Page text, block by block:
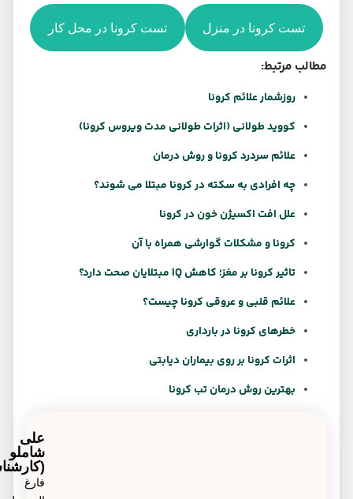
تست کرونا در منزل تست کرونا در محل کار
مطالب مرتبط:
روزشمار علائم کرونا
کووید طولانی (اثرات طولانی مدت ویروس کرونا)
علائم سردرد کرونا و روش درمان
چه افرادی به سکته در کرونا مبتلا می شوند؟
علل افت اکسیژن خون در کرونا
کرونا و مشکلات گوارشی همراه با آن
تاثیر کرونا بر مغز؛ کاهش IQ مبتلایان صحت دارد؟
علائم قلبی و عروقی کرونا چیست؟
خطرهای کرونا در بارداری
اثرات کرونا بر روی بیماران دیابتی
بهترین روش درمان تب کرونا
علی
شاملو
(کارشناس)